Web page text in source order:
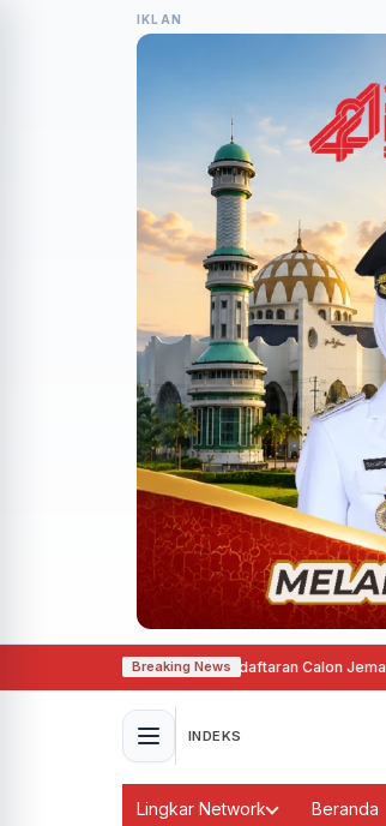
IKLAN
Breaking News
Semarang Mulai Buka Pendaftaran Calon Jemaah
INDEKS
Lingkar Network Beranda